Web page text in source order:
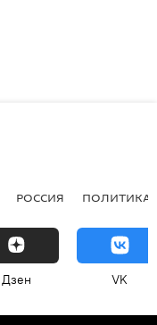
РОССИЯ ПОЛИТИКА
Дзен VK